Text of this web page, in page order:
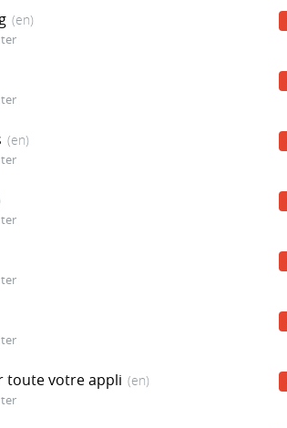
(en)
(en)
toute votre appli (en)